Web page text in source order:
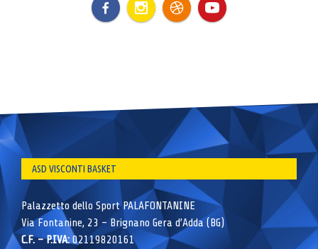
ASD VISCONTI BASKET
Palazzetto dello Sport PALAFONTANINE
Via Fontanine, 23 – Brignano Gera d’Adda (BG)
C.F. – P.IVA:02119820161